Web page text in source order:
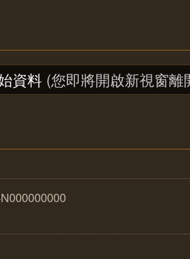
資料 (您即將開啟新視窗離